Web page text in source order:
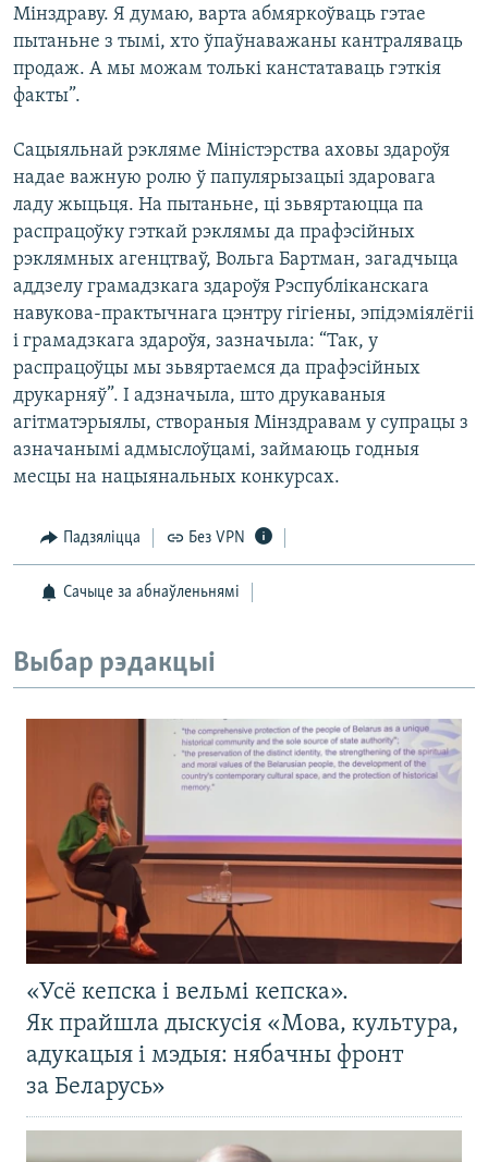
Мінздраву. Я думаю, варта абмяркоўваць гэтае
пытаньне з тымі, хто ўпаўнаважаны кантраляваць
продаж. А мы можам толькі канстатаваць гэткія
факты”.
Сацыяльнай рэкляме Міністэрства аховы здароўя
надае важную ролю ў папулярызацыі здаровага
ладу жыцьця. На пытаньне, ці зьвяртаюцца па
распрацоўку гэткай рэклямы да прафэсійных
рэклямных агенцтваў, Вольга Бартман, загадчыца
аддзелу грамадзкага здароўя Рэспубліканскага
навукова-практычнага цэнтру гігіены, эпідэміялёгіі
і грамадзкага здароўя, зазначыла: “Так, у
распрацоўцы мы зьвяртаемся да прафэсійных
друкарняў”. І адзначыла, што друкаваныя
агітматэрыялы, створаныя Мінздравам у супрацы з
азначанымі адмыслоўцамі, займаюць годныя
месцы на нацыянальных конкурсах.
Падзяліцца Без VPN
Сачыце за абнаўленьнямі
Выбар рэдакцыі
«Усё кепска і вельмі кепска».
Як прайшла дыскусія «Мова, культура,
адукацыя і мэдыя: нябачны фронт
за Беларусь»